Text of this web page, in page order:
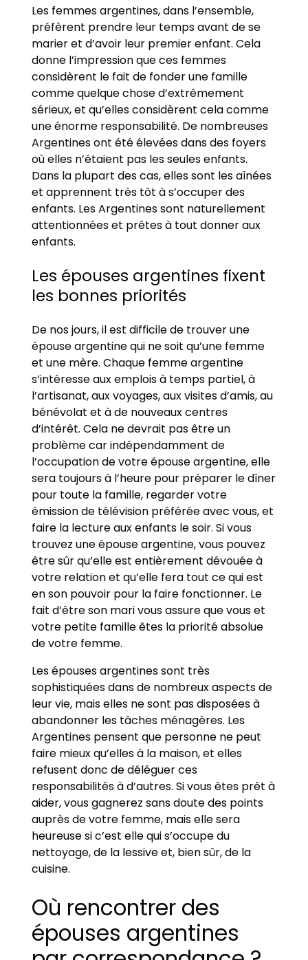
Les femmes argentines, dans l’ensemble,
préfèrent prendre leur temps avant de se
marier et d’avoir leur premier enfant. Cela
donne l’impression que ces femmes
considèrent le fait de fonder une famille
comme quelque chose d’extrêmement
sérieux, et qu’elles considèrent cela comme
une énorme responsabilité. De nombreuses
Argentines ont été élevées dans des foyers
où elles n’étaient pas les seules enfants.
Dans la plupart des cas, elles sont les aînées
et apprennent très tôt à s’occuper des
enfants. Les Argentines sont naturellement
attentionnées et prêtes à tout donner aux
enfants.
Les épouses argentines fixent
les bonnes priorités
De nos jours, il est difficile de trouver une
épouse argentine qui ne soit qu’une femme
et une mère. Chaque femme argentine
s’intéresse aux emplois à temps partiel, à
l’artisanat, aux voyages, aux visites d’amis, au
bénévolat et à de nouveaux centres
d’intérêt. Cela ne devrait pas être un
problème car indépendamment de
l’occupation de votre épouse argentine, elle
sera toujours à l’heure pour préparer le dîner
pour toute la famille, regarder votre
émission de télévision préférée avec vous, et
faire la lecture aux enfants le soir. Si vous
trouvez une épouse argentine, vous pouvez
être sûr qu’elle est entièrement dévouée à
votre relation et qu’elle fera tout ce qui est
en son pouvoir pour la faire fonctionner. Le
fait d’être son mari vous assure que vous et
votre petite famille êtes la priorité absolue
de votre femme.
Les épouses argentines sont très
sophistiquées dans de nombreux aspects de
leur vie, mais elles ne sont pas disposées à
abandonner les tâches ménagères. Les
Argentines pensent que personne ne peut
faire mieux qu’elles à la maison, et elles
refusent donc de déléguer ces
responsabilités à d’autres. Si vous êtes prêt à
aider, vous gagnerez sans doute des points
auprès de votre femme, mais elle sera
heureuse si c’est elle qui s’occupe du
nettoyage, de la lessive et, bien sûr, de la
cuisine.
Où rencontrer des
épouses argentines